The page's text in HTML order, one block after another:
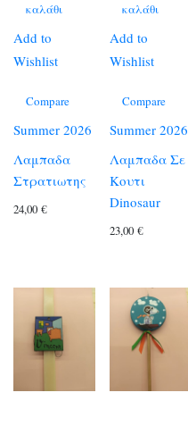
καλάθι
Add to
Wishlist
Compare
Summer 2026
Λαμπαδα
Στρατιωτης
24,00 €
καλάθι
Add to
Wishlist
Compare
Summer 2026
Λαμπαδα Σε
Κουτι
Dinosaur
23,00€